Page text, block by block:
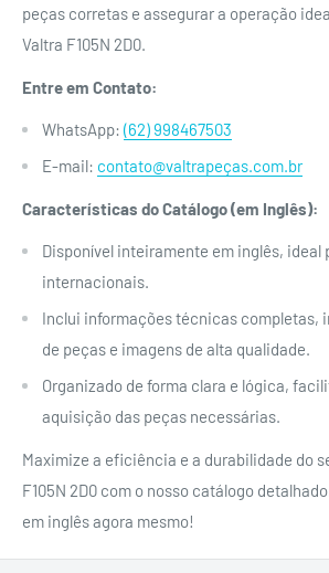
peças corretas e assegurar a operação
Valtra F105N 2D0.
Entre em Contato:
WhatsApp: (62) 998467503
E-mail: contato@valtrapeças.com.br
Características do Catálogo (em Inglês):
Disponível inteiramente em inglês, ideal
internacionais.
Inclui informações técnicas completas,
de peças e imagens de alta qualidade.
Organizado de forma clara e lógica,
aquisição das peças necessárias.
Maximize a eficiência e a durabilidade do
F105N 2D0 com o nosso catálogo
em inglês agora mesmo!